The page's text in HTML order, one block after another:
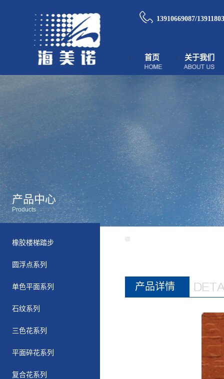
13910669087/
首页 关于我们
产品中心
Products
橡胶楼梯踏步
圆浮点系列
单色平面系列
石纹系列
三色花系列
平面碎花系列
复合花系列
产品详情